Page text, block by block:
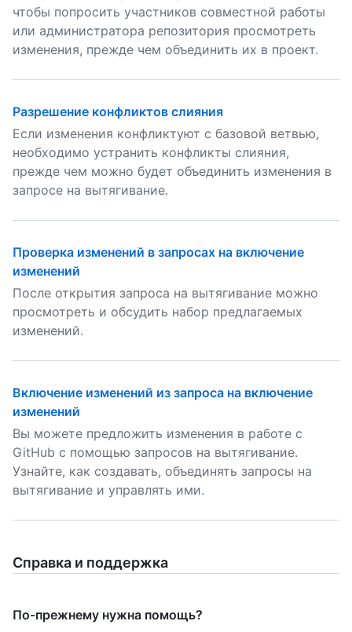
чтобы попросить участников совместной работы
или администратора репозитория просмотреть
изменения, прежде чем объединить их в проект.
Разрешение конфликтов слияния
Если изменения конфликтуют с базовой ветвью,
необходимо устранить конфликты слияния,
прежде чем можно будет объединить изменения в
запросе на вытягивание.
Проверка изменений в запросах на включение
изменений
После открытия запроса на вытягивание можно
просмотреть и обсудить набор предлагаемых
изменений.
Включение изменений из запроса на включение
изменений
Вы можете предложить изменения в работе с
GitHub с помощью запросов на вытягивание.
Узнайте, как создавать, объединять запросы на
вытягивание и управлять ими.
Справка и поддержка
По-прежнему нужна помощь?